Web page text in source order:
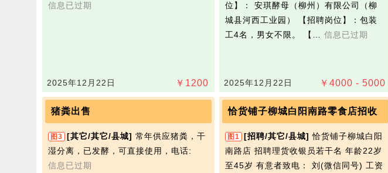
信息已过期
￥ 1200
2025年12月22日
位】： 安琪‭酵母（柳州）有限公司（柳
城县河西工业园） 【招聘岗位】：包装
工4名，男女不限。 【… 信息已过期
￥ 4000 - 5000
2025年12月22日
猪粪出售
图3 [其它/其它/县城] 常年供应猪粪，干
湿分离，已发酵，可直接使用，电话:
信息已过期
恰货铺子柳城白阳南路零食店招收
图1 [招聘/其它/县城] 恰货铺子柳城白阳
南路店 招聘理货收银员若干名 年龄22岁
至45岁 有意者致电： 刘(微信同号) 工资